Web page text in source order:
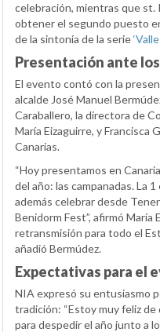
celebración, mientras que
obtener el segundo puesto
de la sintonía de la serie
Presentación ante
El evento contó con la
alcalde José Manuel
Caraballero, la directora de
María Eizaguirre, y Francisca
Canarias.
“Hoy presentamos en
del año: las campanadas. La
además celebrar desde
Benidorm Fest”, afirmó María
retransmisión para todo el
añadió Bermúdez.
Expectativas para el
NIA expresó su entusiasmo
tradición: “Estoy muy feliz
para despedir el año junto a